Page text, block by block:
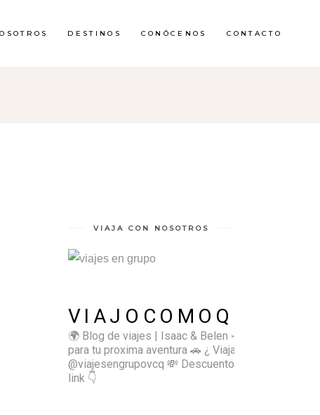
DESTINOS CONÓCENOS CONTACTO
VIAJA CON NOSOTROS
VIAJOCOMOQUIERO
🌍 Blog de viajes | Isaac & Belen ✈️ Inspírate
para tu proxima aventura 🚗 ¿ Viajas sol@? 👉🏻
@viajesengrupovcq 💸 Descuentos y tips en el
link 👇